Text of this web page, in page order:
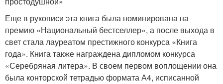
Еще в рукописи эта книга была номинирована на
премию «Национальный бестселлер», а после выхода в
свет стала лауреатом престижного конкурса «Книга
года». Книга также награждена дипломом конкурса
«Серебряная литера». В своем первом воплощении она
была конторской тетрадью формата А4, исписанной